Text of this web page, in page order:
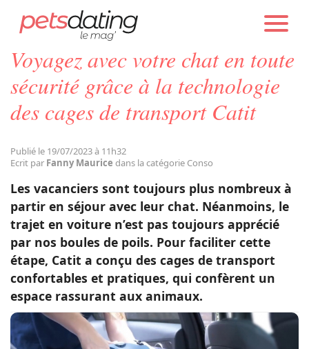
Chien
Chat
Faits Divers
Emotion
Tops
Sauvetages
Conso
PETS DATING ACTUALITÉS CONSO
Voyagez avec votre chat en toute
sécurité grâce à la technologie
des cages de transport Catit
Publié le 19/07/2023 à 11h32
Ecrit par Fanny Maurice dans la catégorie Conso
Les vacanciers sont toujours plus nombreux à
partir en séjour avec leur chat. Néanmoins, le
trajet en voiture n’est pas toujours apprécié
par nos boules de poils. Pour faciliter cette
étape, Catit a conçu des cages de transport
confortables et pratiques, qui confèrent un
espace rassurant aux animaux.